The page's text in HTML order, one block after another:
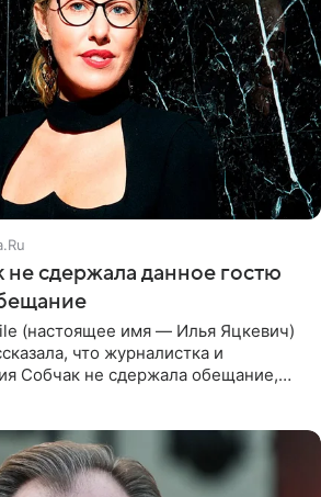
не сдержала данное гостю
(настоящее имя — Илья Яцкевич)
что журналистка и
Собчак не сдержала обещание,